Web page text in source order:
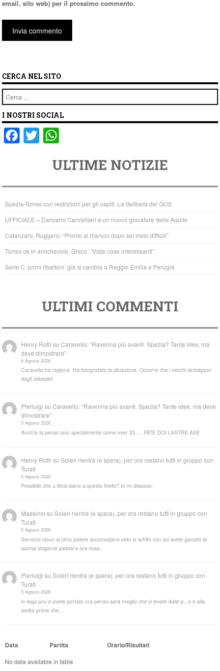
email, sito web) per il prossimo commento.
CERCA NEL SITO
Cerca
I NOSTRI SOCIAL
F
e
b
o
o
k
T
er
at
s
A
p
p
ULTIME NOTIZIE
Spezia-Torres con restrizioni per gli ospiti. La delibera del GOS
UFFICIALE – Damiano Cancellieri è un nuovo giocatore delle Aquile
Catanzaro, Ruggero: “Pronto al rilancio dopo sei mesi difficili”
Torres ok in amichevole, Greco: “Viste cose interessanti”
Serie C, primi ribaltoni: già si cambia a Reggio Emilia e Perugia
ULTIMI COMMENTI
Henry Roth suCaravello: “Ravenna più avanti. Spezia? Tante idee, ma
deve dimostrare”
6 Agosto 2026
Caravello ha ragione. Ha fotografato la situazione. Occorre che i vecchi sintolgano
dagli zebedei!
Pierluigi suCaravello: “Ravenna più avanti. Spezia? Tante idee, ma deve
dimostrare”
5 Agosto 2026
Anch'io la penso così specialmente come over 33..... FATE DOI LASTRE ASE
Henry Roth suSoleri rientra (e spera), per ora restano tutti in gruppo con
Turati
5 Agosto 2026
Possibile che u tifosi siano a questo livello? Io mi dissocio.
Massimo suSoleri rientra (e spera), per ora restano tutti in gruppo con
Turati
5 Agosto 2026
Servono cloun al circo potete accomodarvi visto lo schifo con cui avete giocato la
scorsa stagione pietosi e ora cosa…
Pierluigi suSoleri rientra (e spera), per ora restano tutti in gruppo con
Turati
5 Agosto 2026
In lega pro ci avete portato ora penso sarà meglio che vi levate dalle p...e e alla
svelta prima che…
Data Partita Orario/Risultati
No data available in table